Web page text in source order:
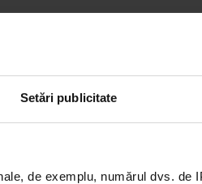
Setări publicitate
de exemplu, numărul dvs. de